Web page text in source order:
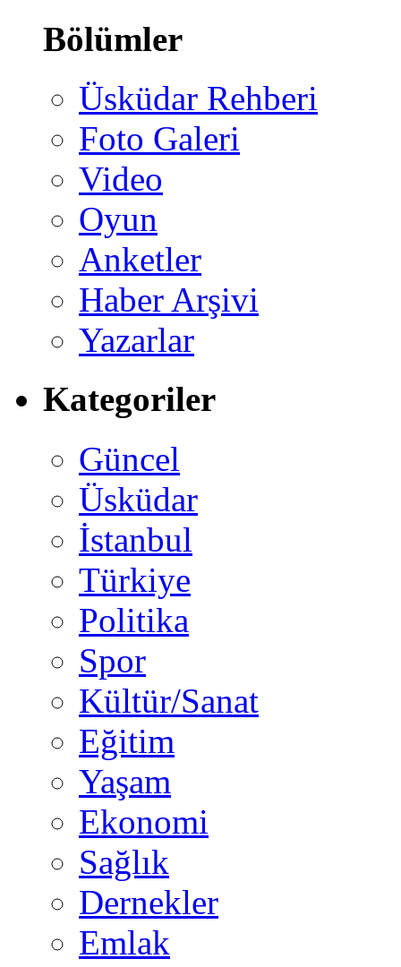
Bölümler
Üsküdar Rehberi
Foto Galeri
Video
Oyun
Anketler
Haber Arşivi
Yazarlar
Kategoriler
Güncel
Üsküdar
İstanbul
Türkiye
Politika
Spor
Kültür/Sanat
Eğitim
Yaşam
Ekonomi
Sağlık
Dernekler
Emlak